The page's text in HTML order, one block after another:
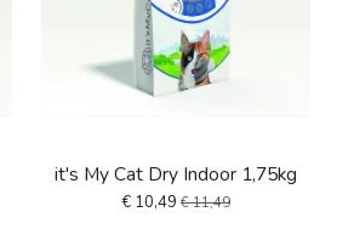
it's My Cat Dry Indoor 1,75kg
€ 10,49 € 11,49